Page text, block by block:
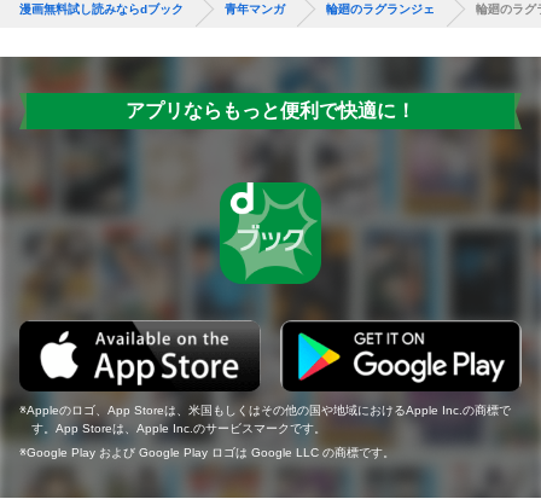
漫画無料試し読みならdブック 青年マンガ 輪廻のラグランジェ 輪廻のラグ
アプリならもっと便利で快適に！
Appleのロゴ、App Storeは、米国もしくはその他の国や地域におけるApple Inc.の商標で
す。App Storeは、Apple Inc.のサービスマークです。
Google Play および Google Play ロゴは Google LLC の商標です。